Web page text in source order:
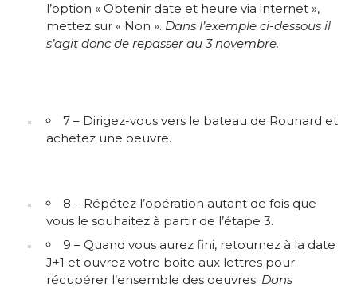
l’option « Obtenir date et heure via internet »,
mettez sur « Non ». Dans l’exemple ci-dessous il
s’agit donc de repasser au 3 novembre.
7 – Dirigez-vous vers le bateau de Rounard et
achetez une oeuvre.
8 – Répétez l’opération autant de fois que
vous le souhaitez à partir de l’étape 3.
9 – Quand vous aurez fini, retournez à la date
J+1 et ouvrez votre boite aux lettres pour
récupérer l’ensemble des oeuvres. Dans